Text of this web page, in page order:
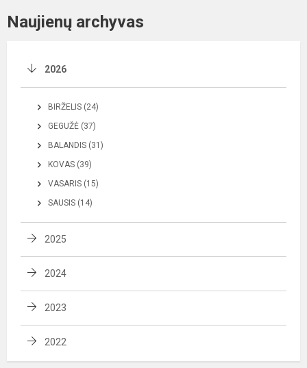
Naujienų archyvas
2026
BIRŽELIS (24)
GEGUŽĖ (37)
BALANDIS (31)
KOVAS (39)
VASARIS (15)
SAUSIS (14)
2025
2024
2023
2022